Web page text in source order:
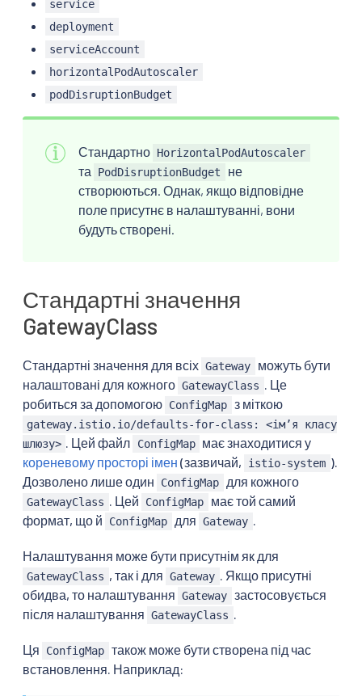
      - "\$patch": delete
        port: 15021
service
deployment
serviceAccount
horizontalPodAutoscaler
podDisruptionBudget
Стандартно HorizontalPodAutoscaler
та PodDisruptionBudget
не
створюються. Однак, якщо відповідне
поле присутнє в налаштуванні, вони
будуть створені.
Стандартні значення
GatewayClass
Стандартні значення для всіх Gateway
можуть бути
налаштовані для кожного GatewayClass . Це
робиться за допомогою ConfigMap з міткою
gateway.istio.io/defaults-for-class: <імʼя класу
шлюзу> . Цей файл ConfigMap має знаходитися у
кореневому просторі імен (зазвичай, istio-system ).
Дозволено лише один
ConfigMap для кожного
GatewayClass . Цей ConfigMap
має той самий
формат, що й
ConfigMap для Gateway .
Налаштування може бути присутнім як для
GatewayClass , так і для Gateway . Якщо присутні
обидва, то налаштування Gateway застосовується
після налаштування GatewayClass .
Ця ConfigMap також може бути створена під час
встановлення. Наприклад: